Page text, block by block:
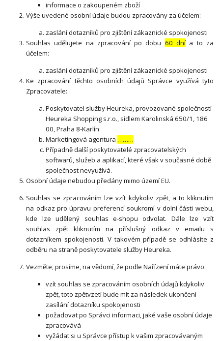
informace o zakoupeném zboží
Výše uvedené osobní údaje budou zpracovány za účelem:
zaslání dotazníků pro zjištění zákaznické spokojenosti
Souhlas udělujete na zpracování po dobu 60 dní a to za
účelem:
zaslání dotazníků pro zjištění zákaznické spokojenosti
Ke zpracování těchto osobních údajů Správce využívá tyto
Zpracovatele:
Poskytovatel služby Heureka, provozované společností
Heureka Shopping s.r.o., sídlem Karolinská 650/1, 186
00, Praha 8-Karlín
Marketingová agentura ………
Případně další poskytovatelé zpracovatelských
softwarů, služeb a aplikací, které však v současné době
společnost nevyužívá.
Osobní údaje nebudou předány mimo území EU.
Souhlas se zpracováním lze vzít kdykoliv zpět, a to kliknutím
na odkaz pro úpravu preferencí soukromí v dolní části webu,
kde lze udělený souhlas e-shopu odvolat. Dále lze vzít
souhlas zpět kliknutím na příslušný odkaz v emailu s
dotazníkem spokojenosti. V takovém případě se odhlásíte z
odběru na straně poskytovatele služby Heureka.
Vezměte, prosíme, na vědomí, že podle Nařízení máte právo:
vzít souhlas se zpracováním osobních údajů kdykoliv
zpět, toto zpětvzetí bude mít za následek ukončení
zasílání dotazníku spokojenosti
požadovat po Správci informaci, jaké vaše osobní údaje
zpracovává
vyžádat si u Správce přístup k vašim zpracovávaným